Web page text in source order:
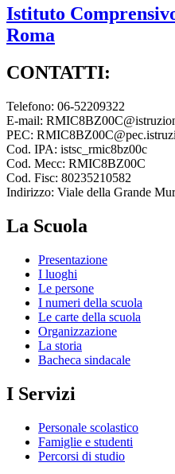
Istituto
Roma
CONTATTI:
Telefono: 06-52209322
E-mail:
PEC:
Cod. IPA: istsc_rmic8bz00c
Cod. Mecc: RMIC8BZ00C
Cod. Fisc: 80235210582
Indirizzo: Viale della Grande
La Scuola
Presentazione
I luoghi
Le persone
I numeri della scuola
Le carte della scuola
Organizzazione
La storia
Bacheca sindacale
I Servizi
Personale scolastico
Famiglie e studenti
Percorsi di studio